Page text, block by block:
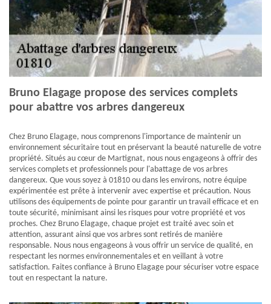
Bruno Elagage propose des services complets
pour abattre vos arbres dangereux
Chez Bruno Elagage, nous comprenons l'importance de maintenir un
environnement sécuritaire tout en préservant la beauté naturelle de votre
propriété. Situés au cœur de Martignat, nous nous engageons à offrir des
services complets et professionnels pour l'abattage de vos arbres
dangereux. Que vous soyez à 01810 ou dans les environs, notre équipe
expérimentée est prête à intervenir avec expertise et précaution. Nous
utilisons des équipements de pointe pour garantir un travail efficace et en
toute sécurité, minimisant ainsi les risques pour votre propriété et vos
proches. Chez Bruno Elagage, chaque projet est traité avec soin et
attention, assurant ainsi que vos arbres sont retirés de manière
responsable. Nous nous engageons à vous offrir un service de qualité, en
respectant les normes environnementales et en veillant à votre
satisfaction. Faites confiance à Bruno Elagage pour sécuriser votre espace
tout en respectant la nature.